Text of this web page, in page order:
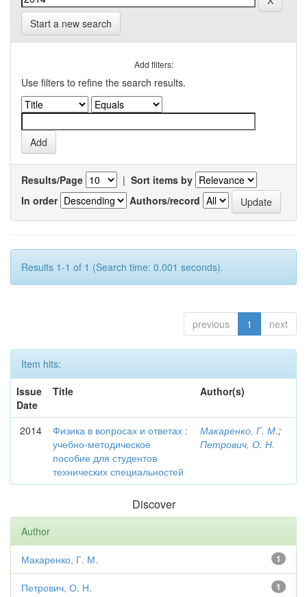
Start a new search
Add filters:
Use filters to refine the search results.
Results/Page | Sort items by
In order
Authors/record
Results 1-1 of 1 (Search time: 0.001 seconds).
previous 1 next
Item hits:
Issue
Date
Title Author(s)
2014
Физика в вопросах и ответах :
учебно-методическое
пособие для студентов
технических специальностей
Макаренко, Г. М.;
Петрович, О. Н.
Discover
Author
1
Макаренко, Г. М.
1
Петрович, О. Н.